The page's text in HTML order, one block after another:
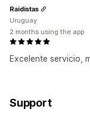
Excelente servicio,
Raidistas
Uruguay
2 months using the app
Support